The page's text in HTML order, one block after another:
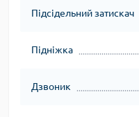
Підсідельний затискач
Підніжка
Дзвоник